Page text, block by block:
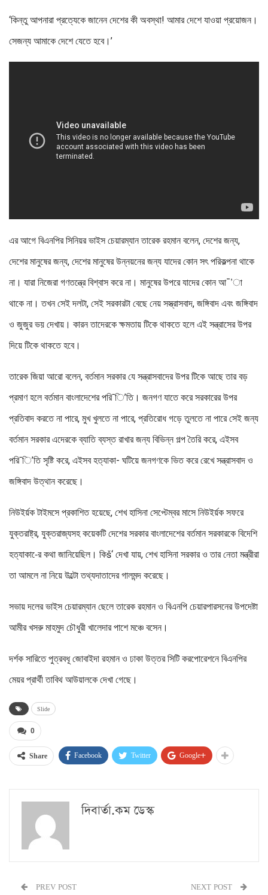
‘কিন্তু আপনারা প্রত্যেকে জানেন দেশের কী অবস্থা! আমার দেশে যাওয়া প্রয়োজন।
সেজন্য আমাকে দেশে যেতে হবে।’
এর আগে বিএনপির সিনিয়র ভাইস চেয়ারম্যান তারেক রহমান বলেন, দেশের জন্য,
দেশের মানুষের জন্য, দেশের মানুষের উন্নয়নের জন্য যাদের কোন সৎ পরিকল্পনা থাকে
না। যারা নিজেরা গণতন্ত্রে বিশ্বাস করে না। মানুষের উপরে যাদের কোন আ¯’া
থাকে না। তখন সেই দলটা, সেই সরকারটা বেছে নেয় সস্ত্রাসবাদ, জঙ্গিবাদ এবং জঙ্গিবাদ
ও জুজুর ভয় দেখায়। কারন তাদেরকে ক্ষমতায় টিকে থাকতে হলে এই সন্ত্রাসের উপর
দিয়ে টিকে থাকতে হবে।
তারেক জিয়া আরো বলেন, বর্তমান সরকার যে সন্ত্রাসবাদের উপর টিকে আছে তার বড়
প্রমাণ হলে বর্তমান বাংলাদেশের পরি¯ি’তি। জনগণ যাতে করে সরকারের উপর
প্রতিবাদ করতে না পারে, মুখ খুলতে না পারে, প্রতিরোধ গড়ে তুলতে না পারে সেই জন্য
বর্তমান সরকার এদেরকে ব্যাতি ব্যস্ত রাখার জন্য বিভিন্ন গল্প তৈরি করে, এইসব
পরি¯ি’তি সৃষ্টি করে, এইসব হত্যাকা- ঘটিয়ে জনগণকে ভিত করে রেখে সন্ত্রাসবাদ ও
জঙ্গিবাদ উত্থান করেছে।
নিউইর্য়ক টাইমসে প্রকাশিত হয়েছে, শেখ হাসিনা সেপ্টেম্বর মাসে নিউইর্য়ক সফরে
যুক্তরাষ্ট্র, যুক্তরাজ্যসহ কয়েকটি দেশের সরকার বাংলাদেশের বর্তমান সরকারকে বিদেশি
হত্যাকা-ের কথা জানিয়েছিল। কিš‘ দেখা যায়, শেখ হাসিনা সরকার ও তার নেতা মন্ত্রীরা
তা আমলে না নিয়ে উল্টো তথ্যদাতাদের গালমন্দ করেছে।
সভায় দলের ভাইস চেয়ারম্যান ছেলে তারেক রহমান ও বিএনপি চেয়ারপারসনের উপদেষ্টা
আমীর খসরু মাহমুদ চৌধুরী খালেদার পাশে মঞ্চে বসেন।
দর্শক সারিতে পুত্রবধূ জোবাইদা রহমান ও ঢাকা উত্তর সিটি করপোরেশনে বিএনপির
মেয়র প্রার্থী তাবিথ আউয়ালকে দেখা গেছে।
Slide
0
Share Facebook Twitter Google+
দিবার্তা.কম ডেস্ক
PREV POST NEXT POST